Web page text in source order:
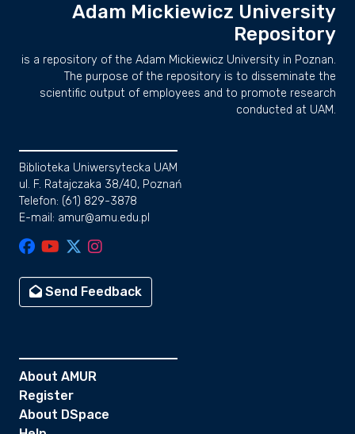
Adam Mickiewicz University
Repository
is a repository of the Adam Mickiewicz University in Poznan.
The purpose of the repository is to disseminate the
scientific output of employees and to promote research
conducted at UAM.
Biblioteka Uniwersytecka UAM
ul. F. Ratajczaka 38/40, Poznań
Telefon: (61) 829-3878
E-mail: amur@amu.edu.pl
Send Feedback
About AMUR
Register
About DSpace